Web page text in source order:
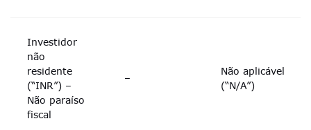
Investidor
não
residente
(“INR”) –
Não paraíso
fiscal
–
Não aplicável
(“N/A”)